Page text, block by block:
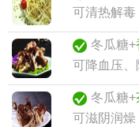
可清热解毒
冬瓜糖+
可降血压、
冬瓜糖+
可滋阴润燥